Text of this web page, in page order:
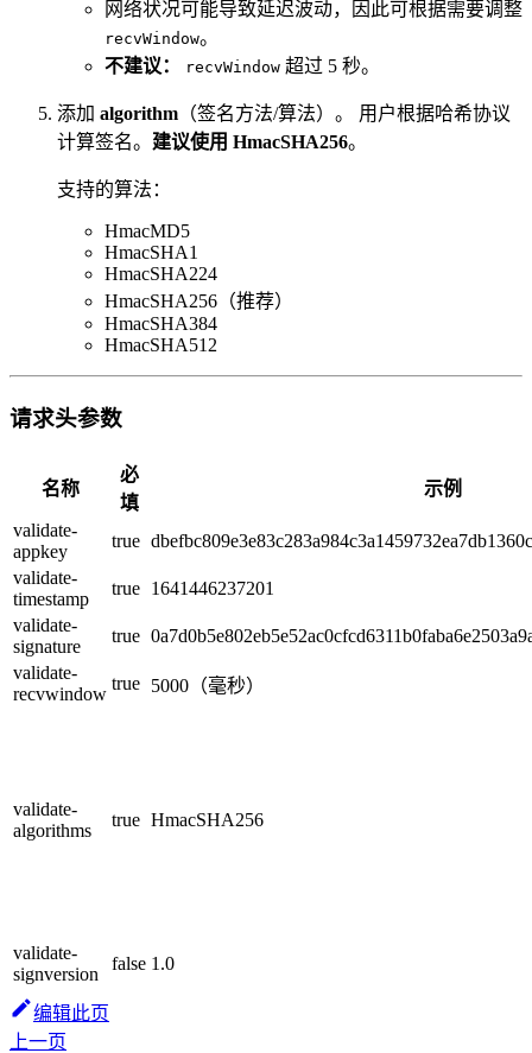
网络状况可能导致延迟波动，因此可根据需要调整
recvWindow。
不建议：
recvWindow 超过 5 秒。
添加 algorithm （签名方法/算法）。 用户根据哈希协议
计算签名。 建议使用 HmacSHA256。
支持的算法：
HmacMD5
HmacSHA1
HmacSHA224
HmacSHA256（推荐）
HmacSHA384
HmacSHA512
请求头参数
名称
必
填
示例
validate-
appkey
true
validate-
timestamp
true 1641446237201
validate-
signature
true
validate-
recvwindow
true 5000（毫秒）
validate-
algorithms
true HmacSHA256
validate-
signversion
false 1.0
编辑此页
上一页